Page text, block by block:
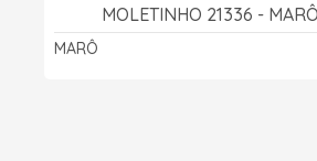
MOLETINHO 21336 - MARÔ
MARÔ